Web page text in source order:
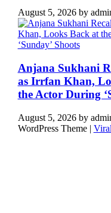
August 5, 2026by
Anjana Sukhani
as Irrfan Khan,
the Actor During
August 5, 2026by
WordPress Theme | Viral